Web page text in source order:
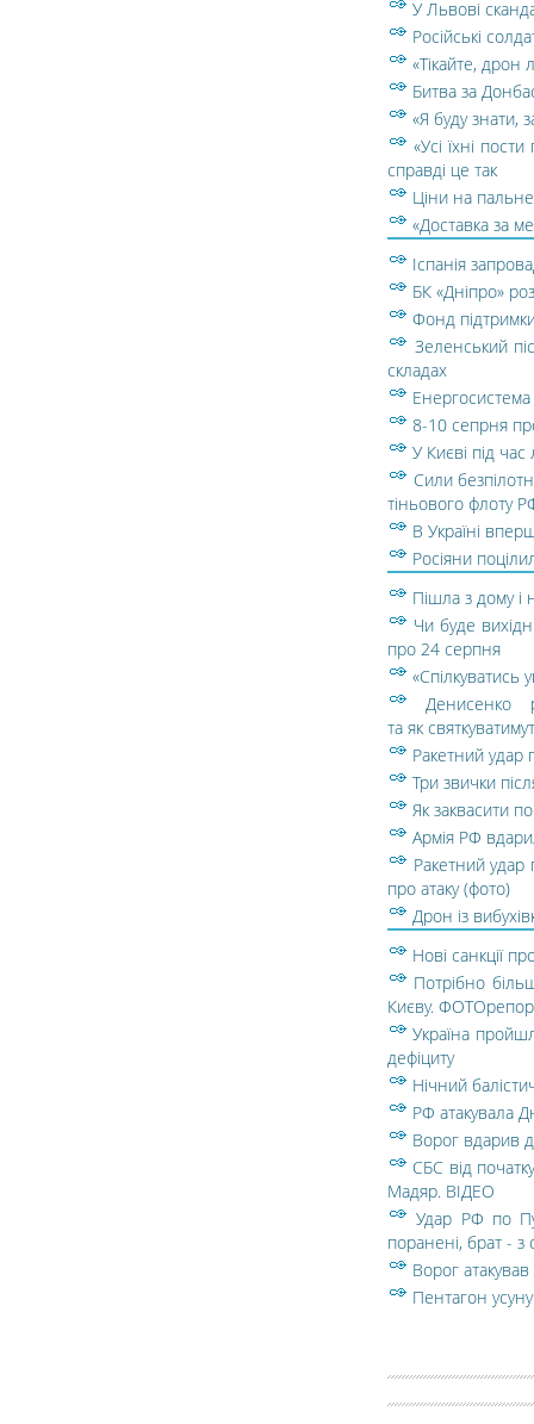
У Львові
Російські
«Тікайте, дрон
Битва за
«Я буду знати,
«Усі їхні
справді це так
Ціни на пальне.
«Доставка за
Іспанія
БК «Дніпро»
Фонд
Зеленський
складах
8-10 сепрня
У Києві під час
Сили
тіньового флоту
В Україні
Росіяни
Пішла з дому і
Чи буде
про 24 серпня
«Спілкуватись
Денисенко
та як
Ракетний удар
Три звички
Як заквасити
Армія РФ
Ракетний
про атаку (фото)
Дрон із
Нові санкції
Потрібно
Києву.
Україна
дефіциту
Нічний
РФ атакувала
Ворог вдарив
СБС від
Мадяр. ВIДЕО
Удар РФ по
поранені, брат - з
Ворог
Пентагон